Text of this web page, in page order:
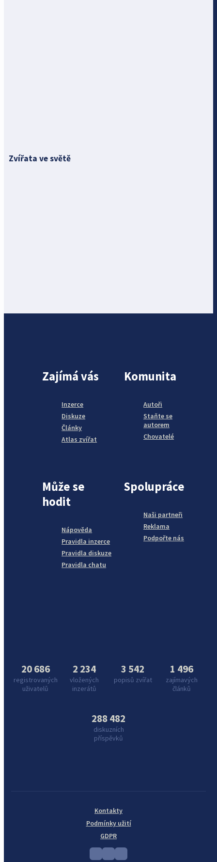
Zvířata ve světě
Zajímá vás
Inzerce
Diskuze
Články
Atlas zvířat
Komunita
Autoři
Staňte se
autorem
Chovatelé
Může se
hodit
Nápověda
Pravidla inzerce
Pravidla diskuze
Pravidla chatu
Spolupráce
Naši partneři
Reklama
Podpořte nás
20 686
registrovaných
uživatelů
2 234
vložených
inzerátů
3 542
popisů zvířat
1 496
zajímavých
článků
288 482
diskuzních
příspěvků
Kontakty
Podmínky užití
GDPR